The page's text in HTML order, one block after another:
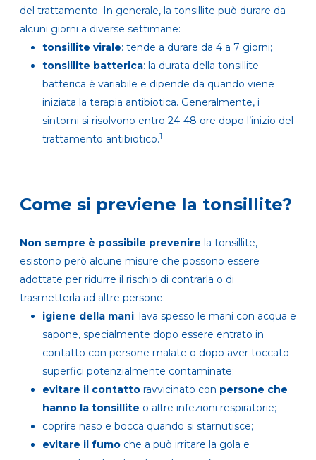
del trattamento. In generale, la tonsillite può durare da
alcuni giorni a diverse settimane:
tonsillite virale: tende a durare da 4 a 7 giorni;
tonsillite batterica: la durata della tonsillite
batterica è variabile e dipende da quando viene
iniziata la terapia antibiotica. Generalmente, i
sintomi si risolvono entro 24-48 ore dopo l’inizio del
trattamento antibiotico.1
Come si previene la tonsillite?
Non sempre è possibile prevenire la tonsillite,
esistono però alcune misure che possono essere
adottate per ridurre il rischio di contrarla o di
trasmetterla ad altre persone:
igiene della mani: lava spesso le mani con acqua e
sapone, specialmente dopo essere entrato in
contatto con persone malate o dopo aver toccato
superfici potenzialmente contaminate;
evitare il contatto ravvicinato con persone che
hanno la tonsillite o altre infezioni respiratorie;
coprire naso e bocca quando si starnutisce;
evitare il fumo che a può irritare la gola e